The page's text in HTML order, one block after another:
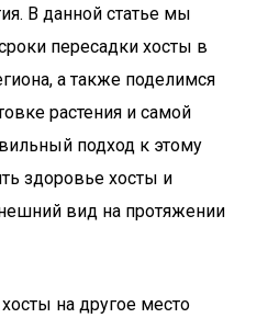
В данной статье мы
пересадки хосты в
а также поделимся
растения и самой
подход к этому
здоровье хосты и
вид на протяжении
на другое место